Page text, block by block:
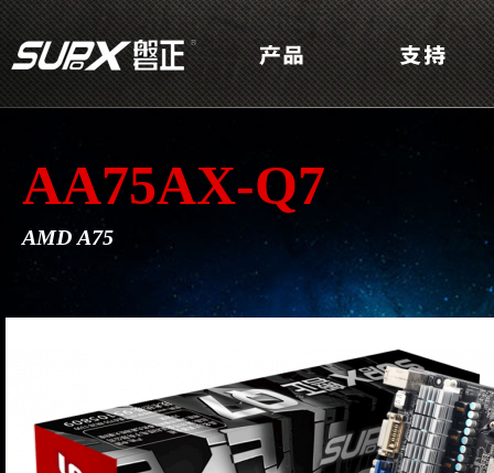
AA75AX-Q7
AMD A75